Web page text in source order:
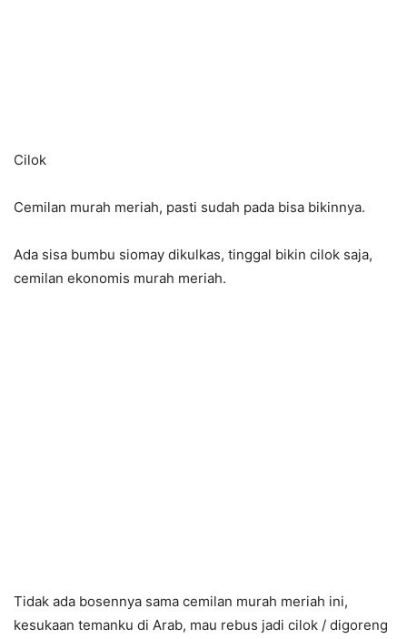
Cilok
Cemilan murah meriah, pasti sudah pada bisa bikinnya.
Ada sisa bumbu siomay dikulkas, tinggal bikin cilok saja,
cemilan ekonomis murah meriah.
Tidak ada bosennya sama cemilan murah meriah ini,
kesukaan temanku di Arab, mau rebus jadi cilok / digoreng